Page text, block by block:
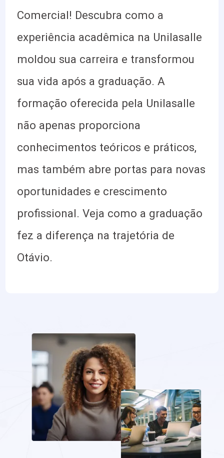
Comercial! Descubra como a
experiência acadêmica na Unilasalle
moldou sua carreira e transformou
sua vida após a graduação. A
formação oferecida pela Unilasalle
não apenas proporciona
conhecimentos teóricos e práticos,
mas também abre portas para novas
oportunidades e crescimento
profissional. Veja como a graduação
fez a diferença na trajetória de
Otávio.